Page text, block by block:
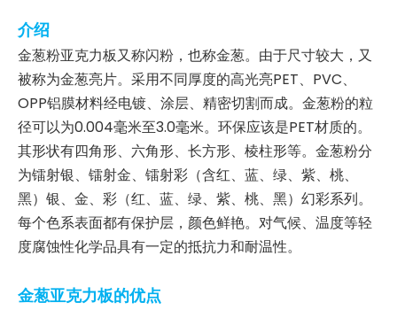
介绍
金葱粉亚克力板又称闪粉，也称金葱。由于尺寸较大，又
被称为金葱亮片。采用不同厚度的高光亮PET、PVC、
OPP铝膜材料经电镀、涂层、精密切割而成。金葱粉的粒
径可以为0.004毫米至3.0毫米。环保应该是PET材质的。
其形状有四角形、六角形、长方形、棱柱形等。金葱粉分
为镭射银、镭射金、镭射彩（含红、蓝、绿、紫、桃、
黑）银、金、彩（红、蓝、绿、紫、桃、黑）幻彩系列。
每个色系表面都有保护层，颜色鲜艳。对气候、温度等轻
度腐蚀性化学品具有一定的抵抗力和耐温性。
金葱亚克力板的优点